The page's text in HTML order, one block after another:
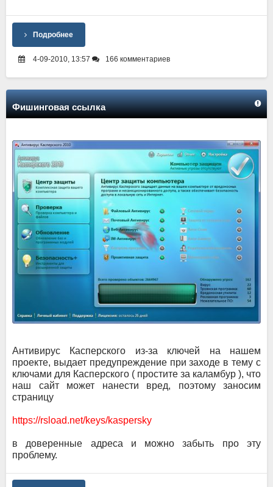
Подробнее
4-09-2010, 13:57 166 комментариев
Фишинговая ссылка
Антивирус Касперского из-за ключей на нашем
проекте, выдает предупреждение при заходе в тему с
ключами для Касперского ( простите за каламбур ), что
наш сайт может нанести вред, поэтому заносим
страницу
https://rsload.net/keys/kaspersky
в доверенные адреса и можно забыть про эту
проблему.